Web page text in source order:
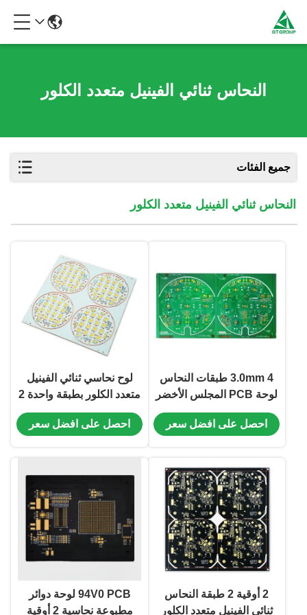
النحاس ثنائي الفينيل متعدد الكلور
جميع الفئات
النحاس ثنائي الفينيل متعدد الكلور
3.0mm 4 طبقات النحاس
لوحة PCB المجلس الأخضر
ENIG Cu قاعدة S1000-
2M + 3W / * k
احصل على افضل سعر
لوح نحاسي ثنائي الفينيل
متعدد الكلور بطبقة واحدة 2
أونصة ENIG Cu أبيض /
أسود 196.50 مم * 196.50
احصل على افضل سعر
2 أوقية 2 طبقة النحاس
ثنائي الفينيل متعدد الكلور
94V0 PCB لوحة دوائر
مطبوعة نحاسية 2 أوقية